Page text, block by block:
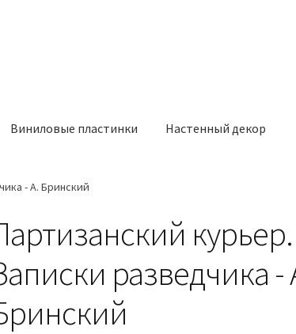
Виниловые пластинки Настенный декор
- А. Бринский
курьер.
разведчика -